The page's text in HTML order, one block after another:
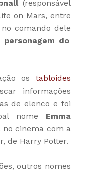
(responsável
on Mars, entre
comando dele
do
os tabloides
informações
de elenco e foi
nome Emma
cinema com a
de Harry Potter.
outros nomes